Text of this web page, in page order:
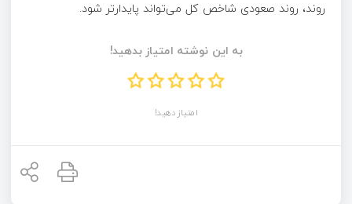
روند، روند صعودی شاخص کل می‌تواند پایدارتر شود.
به این نوشته امتیاز بدهید!
امتیاز دهید!